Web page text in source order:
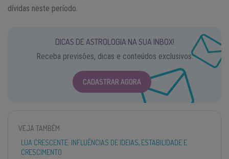
dívidas neste período.
DICAS DE ASTROLOGIA NA SUA INBOX!
Receba previsões, dicas e conteúdos exclusivos.
CADASTRAR AGORA
VEJA TAMBÉM
LUA CRESCENTE: INFLUÊNCIAS DE IDEIAS, ESTABILIDADE E
CRESCIMENTO